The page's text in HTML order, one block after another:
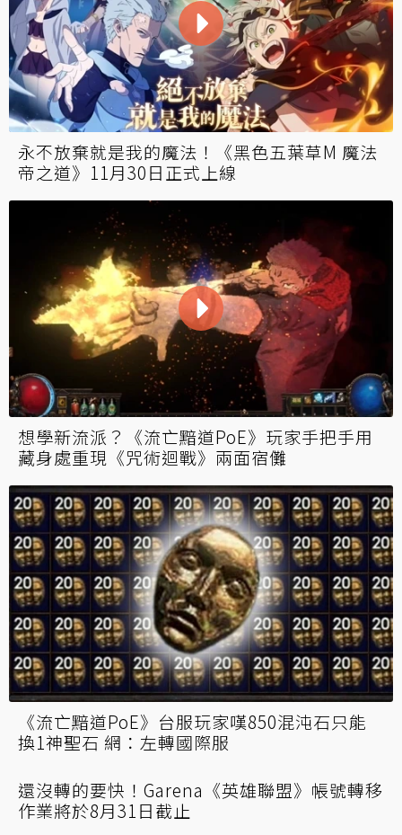
永不放棄就是我的魔法！《黑色五葉草M 魔法
帝之道》11月30日正式上線
想學新流派？《流亡黯道PoE》玩家手把手用
藏身處重現《咒術迴戰》兩面宿儺
《流亡黯道PoE》台服玩家嘆850混沌石只能
換1神聖石 網：左轉國際服